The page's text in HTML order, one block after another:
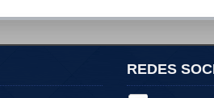
REDES